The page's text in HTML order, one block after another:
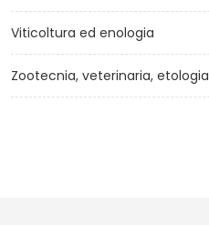
Viticoltura ed enologia
Zootecnia, veterinaria, etologia